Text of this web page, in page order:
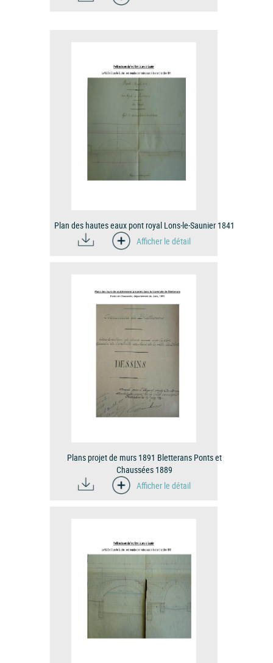
Plan des hautes eaux pont royal Lons-le-Saunier 1841
Afficher le détail
Plans projet de murs 1891 Bletterans Ponts et
Chaussées 1889
Afficher le détail